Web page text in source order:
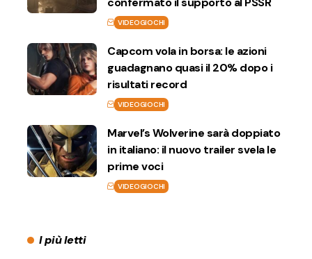
VIDEOGIOCHI
Capcom vola in borsa: le azioni
guadagnano quasi il 20% dopo i
risultati record
VIDEOGIOCHI
Marvel’s Wolverine sarà doppiato
in italiano: il nuovo trailer svela le
prime voci
VIDEOGIOCHI
I più letti